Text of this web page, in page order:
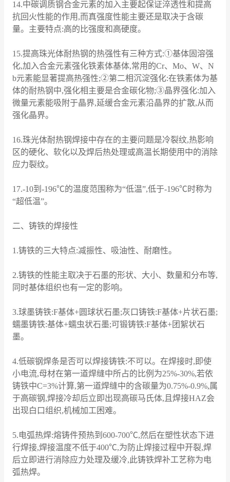
14.中碳调质钢合金元素的加入主要起保证淬透性和提高
抗回火性能的作用,而真强度性能主要还是取决于含碳
量。主要特点:高的比强度和高硬度。
15.提高珠光体耐热钢的热强性有三种方式:①基体固溶强
化,加入合金元素强化铁素体基体,常用的Cr、Mo、W、N
b元素能显著提高热强性;②第二相沉淀强化:在铁素体为基
体的耐热钢中,强化相主要是合金碳化物;③晶界强化:加入
微量元素能吸附于晶界,延缓合金元素沿晶界的扩散,从而
强化晶界。
16.珠光体耐热钢焊接中存在的主要问题是冷裂纹,热影响
区的硬化、软化以及焊后热处理或高温长期使用中的消除
应力裂纹。
17.-10到-196℃的温度范围称为“低温”,低于-196℃时称为
“超低温”。
二、铸铁的焊接性
1.铸铁的三大特点:减振性、吸油性、耐磨性。
2.铸铁的性能主取决于石墨的形状、大小、数量和分布等,
同时基体组织也有一定的影响。
3.球墨铸铁:F基体+圆球状石墨;灰口铸铁:F基体+片状石墨;
蠕墨铸铁:基体+蠕虫状石墨;可锻铸铁:F基体+团絮状石
墨。
4.低碳钢焊条是否可以焊接铸铁:不可以。在焊接时,即使
小电流,母材在第一道焊缝中所占的比例为25%-30%,若依
铸铁中C=3%计算,第一道焊缝中的含碳量为0.75%-0.9%,属
于高碳钢,焊接冷却后立即出现高碳马氏体,且焊接HAZ会
出现白口组织,机械加工困难。
5.电弧热焊:熔铸件预热到600-700℃,然后在塑性状态下进
行焊接,焊接温度不低于400℃,为防止焊接过程中开裂,焊
后立即进行消除应力处理及缓冷,此铸铁焊补工艺称为电
弧热焊。